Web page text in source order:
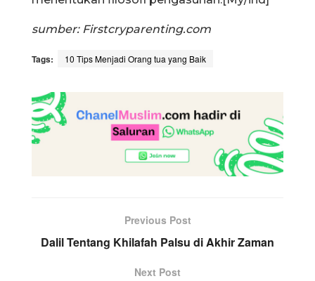
sumber: Firstcryparenting.com
Tags: 10 Tips Menjadi Orang tua yang Baik
Previous Post
Dalil Tentang Khilafah Palsu di Akhir Zaman
Next Post